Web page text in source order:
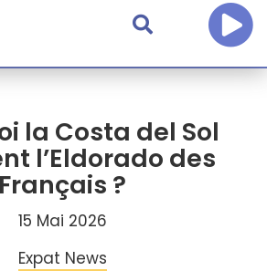
la Costa del Sol
l’Eldorado des
Français ?
15 Mai 2026
Expat News